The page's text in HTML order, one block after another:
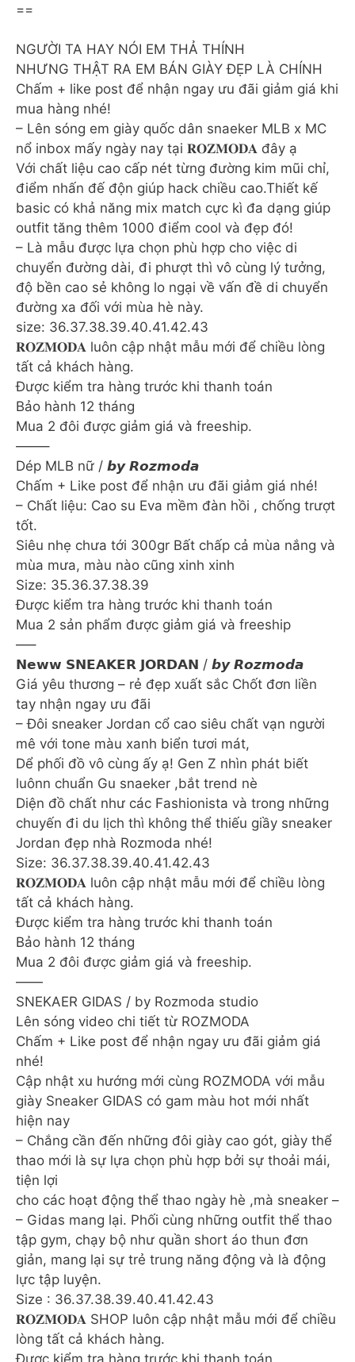
==
NGƯỜI TA HAY NÓI EM THẢ THÍNH
NHƯNG THẬT RA EM BÁN GIÀY ĐẸP LÀ CHÍNH
Chấm + like post để nhận ngay ưu đãi giảm giá khi
mua hàng nhé!
– Lên sóng em giày quốc dân snaeker MLB x MC
nổ inbox mấy ngày nay tại 𝐑𝐎𝐙𝐌𝐎𝐃𝐀 đây ạ
Với chất liệu cao cấp nét từng đường kim mũi chỉ,
điểm nhấn đế độn giúp hack chiều cao.Thiết kế
basic có khả năng mix match cực kì đa dạng giúp
outfit tăng thêm 1000 điểm cool và đẹp đó!
– Là mẫu được lựa chọn phù hợp cho việc di
chuyển đường dài, đi phượt thì vô cùng lý tưởng,
độ bền cao sẻ không lo ngại về vấn đề di chuyển
đường xa đối với mùa hè này.
size: 36.37.38.39.40.41.42.43
𝐑𝐎𝐙𝐌𝐎𝐃𝐀 luôn cập nhật mẫu mới để chiều lòng
tất cả khách hàng.
Được kiểm tra hàng trước khi thanh toán
Bảo hành 12 tháng
Mua 2 đôi được giảm giá và freeship.
——–
Dép MLB nữ / 𝙗𝙮 𝙍𝙤𝙯𝙢𝙤𝙙𝙖
Chấm + Like post để nhận ưu đãi giảm giá nhé!
– Chất liệu: Cao su Eva mềm đàn hồi , chống trượt
tốt.
Siêu nhẹ chưa tới 300gr Bất chấp cả mùa nắng và
mùa mưa, màu nào cũng xinh xinh
Size: 35.36.37.38.39
Được kiểm tra hàng trước khi thanh toán
Mua 2 sản phẩm được giảm giá và freeship
—–
𝗡𝗲𝘄𝘄 𝗦𝗡𝗘𝗔𝗞𝗘𝗥 𝗝𝗢𝗥𝗗𝗔𝗡 / 𝙗𝙮 𝙍𝙤𝙯𝙢𝙤𝙙𝙖
Giá yêu thương – rẻ đẹp xuất sắc Chốt đơn liền
tay nhận ngay ưu đãi
– Đôi sneaker Jordan cổ cao siêu chất vạn người
mê với tone màu xanh biển tươi mát,
Dể phối đồ vô cùng ấy ạ! Gen Z nhìn phát biết
luônn chuẩn Gu snaeker ,bắt trend nè
Diện đồ chất như các Fashionista và trong những
chuyến đi du lịch thì không thể thiếu giầy sneaker
Jordan đẹp nhà Rozmoda nhé!
Size: 36.37.38.39.40.41.42.43
𝐑𝐎𝐙𝐌𝐎𝐃𝐀 luôn cập nhật mẫu mới để chiều lòng
tất cả khách hàng.
Được kiểm tra hàng trước khi thanh toán
Bảo hành 12 tháng
Mua 2 đôi được giảm giá và freeship.
——
SNEKAER GIDAS / by Rozmoda studio
Lên sóng video chi tiết từ ROZMODA
Chấm + Like post để nhận ngay ưu đãi giảm giá
nhé!
Cập nhật xu hướng mới cùng ROZMODA với mẫu
giày Sneaker GIDAS có gam màu hot mới nhất
hiện nay
– Chắng cần đến những đôi giày cao gót, giày thể
thao mới là sự lựa chọn phù hợp bởi sự thoải mái,
tiện lợi
cho các hoạt động thể thao ngày hè ,mà sneaker –
– Gidas mang lại. Phối cùng những outfit thể thao
tập gym, chạy bộ như quần short áo thun đơn
giản, mang lại sự trẻ trung năng động và là động
lực tập luyện.
Size : 36.37.38.39.40.41.42.43
𝐑𝐎𝐙𝐌𝐎𝐃𝐀 SHOP luôn cập nhật mẫu mới để chiều
lòng tất cả khách hàng.
Được kiểm tra hàng trước khi thanh toán